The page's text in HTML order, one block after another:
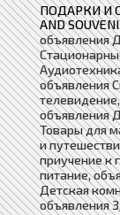
ПОДАРКИ И
AND
объявления
объявления
объявления
Товары для
и
приучение к
питание,
Детская
объявления